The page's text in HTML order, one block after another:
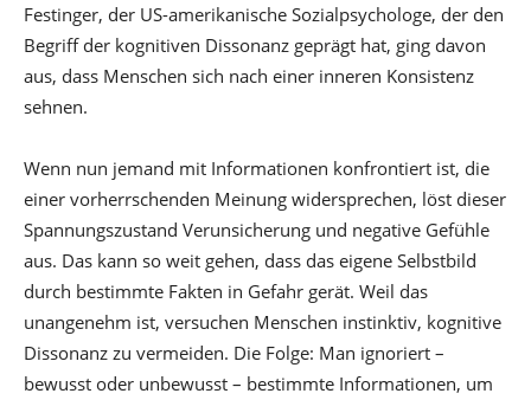
Festinger, der US-amerikanische Sozialpsychologe, der den
Begriff der kognitiven Dissonanz geprägt hat, ging davon
aus, dass Menschen sich nach einer inneren Konsistenz
sehnen.
Wenn nun jemand mit Informationen konfrontiert ist, die
einer vorherrschenden Meinung widersprechen, löst dieser
Spannungszustand Verunsicherung und negative Gefühle
aus. Das kann so weit gehen, dass das eigene Selbstbild
durch bestimmte Fakten in Gefahr gerät. Weil das
unangenehm ist, versuchen Menschen instinktiv, kognitive
Dissonanz zu vermeiden. Die Folge: Man ignoriert –
bewusst oder unbewusst – bestimmte Informationen, um